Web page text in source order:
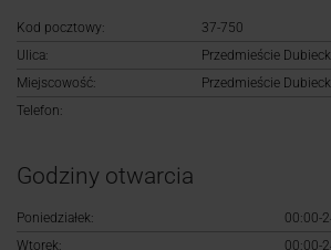
Kod pocztowy:
37-750
Ulica:
Przedmieście
Miejscowość:
Przedmieście
Telefon:
Godziny otwarcia
Poniedziałek:
00:00-
Wtorek:
00:00-